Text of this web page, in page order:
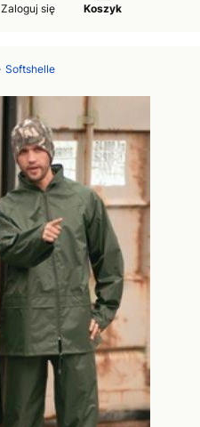
Zaloguj się Koszyk
Softshelle